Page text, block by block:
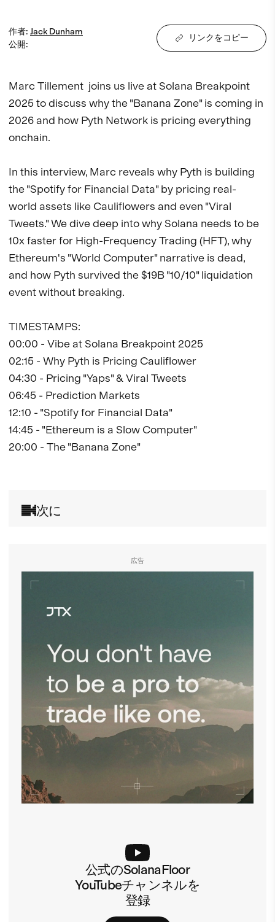
次に
作者: Jack Dunham
公開:
リンクをコピー
Marc Tillement  joins us live at Solana Breakpoint
2025 to discuss why the "Banana Zone" is coming in
2026 and how Pyth Network is pricing everything
onchain.
In this interview, Marc reveals why Pyth is building
the "Spotify for Financial Data" by pricing real-
world assets like Cauliflowers and even "Viral
Tweets." We dive deep into why Solana needs to be
10x faster for High-Frequency Trading (HFT), why
Ethereum's "World Computer" narrative is dead,
and how Pyth survived the $19B "10/10" liquidation
event without breaking.
TIMESTAMPS:
00:00 - Vibe at Solana Breakpoint 2025
02:15 - Why Pyth is Pricing Cauliflower
04:30 - Pricing "Yaps" & Viral Tweets
06:45 - Prediction Markets
12:10 - "Spotify for Financial Data"
14:45 - "Ethereum is a Slow Computer"
20:00 - The "Banana Zone"
広告
公式のSolanaFloor
YouTubeチャンネルを
登録